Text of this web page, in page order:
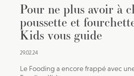
Pour ne plus avoir à
poussette et
Kids vous guide
29.02.24
Le Fooding a encore frappé avec